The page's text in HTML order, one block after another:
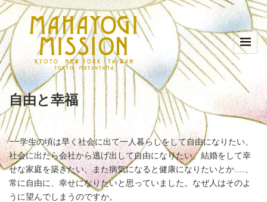
自由と幸福
––学生の頃は早く社会に出て一人暮らしをして自由になりたい、
社会に出たら会社から逃げ出して自由になりたい、結婚をして幸
せな家庭を築きたい、また病気になると健康になりたいとか……、
常に自由に、幸せになりたいと思っていました。なぜ人はそのよ
うに望んでしまうのですか。